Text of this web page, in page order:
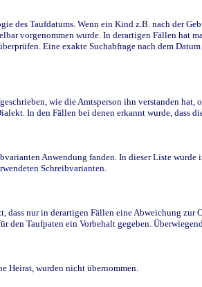
des Taufdatums. Wenn ein Kind z.B. nach der
vorgenommen wurde. In derartigen Fällen hat
Eine exakte Suchabfrage nach dem
wie die Amtsperson ihn verstanden hat,
In den Fällen bei denen erkannt wurde, dass
Anwendung fanden. In dieser Liste
Schreibvarianten.
nur in derartigen Fällen eine Abweichung
Taufpaten ein Vorbehalt gegeben.
Heirat, wurden nicht übernommen.